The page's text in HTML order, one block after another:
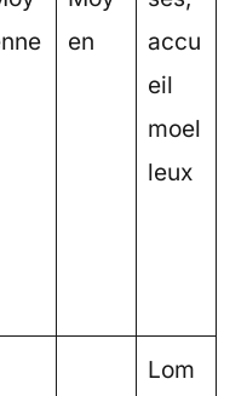
en
accu
eil
moel
leux
Lom